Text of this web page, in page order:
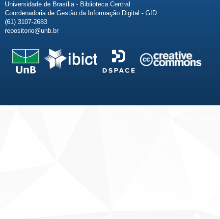
Universidade de Brasília - Biblioteca Central
Coordenadoria de Gestão da Informação Digital - GID
(61) 3107-2683
repositorio@unb.br